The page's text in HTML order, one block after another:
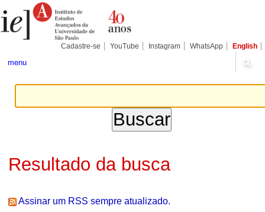
para
conteúdo.
Pessoais
Cadastre-se YouTube Instagram WhatsApp English
menu
Resultado da busca
Assinar um RSS sempre atualizado.